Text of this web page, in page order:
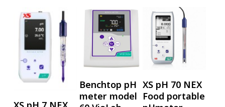
อ่านเพิ่ม
อ่านเพิ่ม
Benchtop pH
meter model
อ่านเพิ่ม
XS pH 70 NEX
Food portable